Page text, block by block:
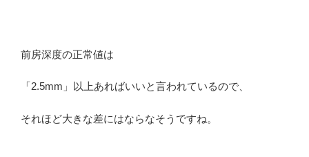
前房深度の正常値は
「2.5mm」以上あればいいと言われているので、
それほど大きな差にはならなそうですね。